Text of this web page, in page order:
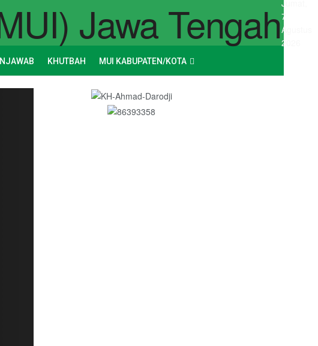
Jumat,
7
Agustus
2026
KHUTBAH MUI KABUPATEN/KOTA